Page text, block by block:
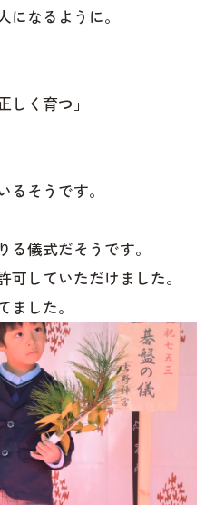
なるように。
しく育つ」
るそうです。
儀式だそうです。
していただけました。
した。